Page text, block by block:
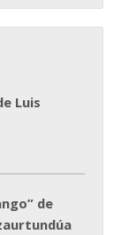
Luis
de